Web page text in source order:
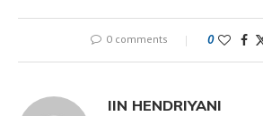
0 comments 0
IIN HENDRIYANI